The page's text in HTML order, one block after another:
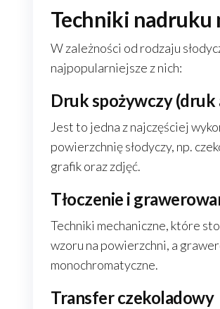
Techniki nadruku
W zależności od rodzaju
najpopularniejsze z nich:
Druk spożywczy
Jest to jedna z najczęściej
powierzchnię słodyczy, np.
grafik oraz zdjęć.
Tłoczenie i
Techniki mechaniczne, które
wzoru na powierzchni, a
monochromatyczne.
Transfer czekoladowy